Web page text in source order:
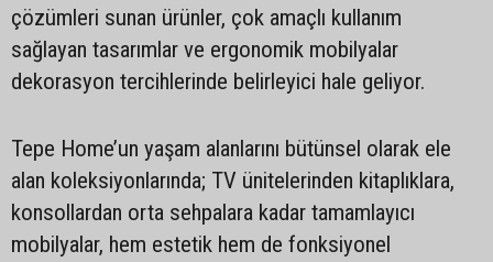
çözümleri sunan ürünler, çok amaçlı kullanım
sağlayan tasarımlar ve ergonomik mobilyalar
dekorasyon tercihlerinde belirleyici hale geliyor.
Tepe Home’un yaşam alanlarını bütünsel olarak ele
alan koleksiyonlarında; TV ünitelerinden kitaplıklara,
konsollardan orta sehpalara kadar tamamlayıcı
mobilyalar, hem estetik hem de fonksiyonel